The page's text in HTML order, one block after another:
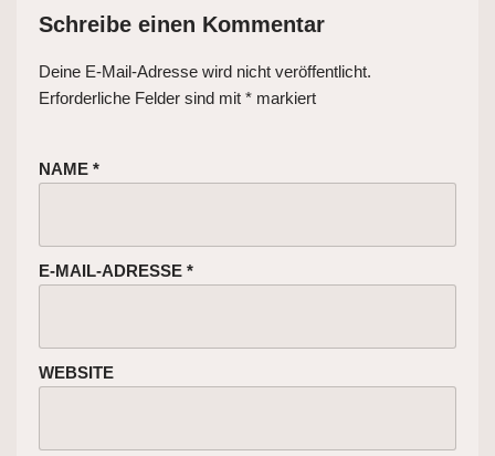
Schreibe einen Kommentar
Deine E-Mail-Adresse wird nicht veröffentlicht.
Erforderliche Felder sind mit * markiert
NAME *
E-MAIL-ADRESSE *
WEBSITE